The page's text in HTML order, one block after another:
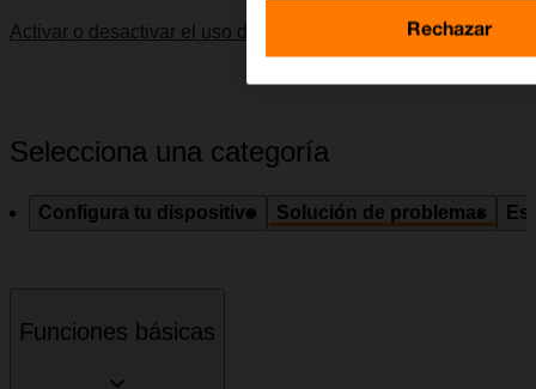
Activar o desactivar el uso del código de seguridad
Selecciona una categoría
Configura tu dispositivo Solución de problemas
Funciones básicas
Rechazar